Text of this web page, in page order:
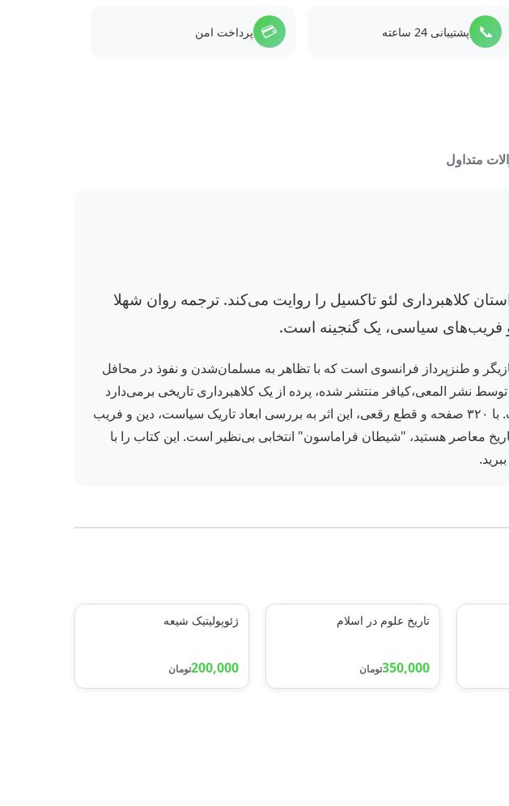
📞 پشتیبانی 24 ساعته 💳 پرداخت امن
متداول
کلاهبرداری لئو تاکسیل را روایت می‌کند. ترجمه روان شهلا
و فریب‌های سیاسی، یک گنجینه است.
و طنزپرداز فرانسوی است که با تظاهر به مسلمان‌شدن و نفوذ در محافل
نشر المعی،کیافر منتشر شده، پرده از یک کلاهبرداری تاریخی برمی‌دارد
که در آن تاکسیل با استفاده از نقاب دینداری، به افشای اسرار فراماسون‌ها و روحانیون پرداخت. با ۳۲۰ صفحه و قطع رقعی، این اثر به بررسی ابعاد تاریک سیاست، دین و فریب
معاصر هستید، "شیطان فراماسون" انتخابی بی‌نظیر است. این کتاب را با
تاریخ علوم در اسلام
350,000تومان
ژئوپولیتیک شیعه
200,000تومان